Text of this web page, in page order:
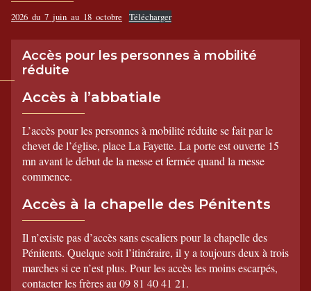
2026_du_7_juin_au_18_octobre Télécharger
Accès pour les personnes à mobilité
réduite
Accès à l’abbatiale
L’accès pour les personnes à mobilité réduite se fait par le
chevet de l’église, place La Fayette. La porte est ouverte 15
mn avant le début de la messe et fermée quand la messe
commence.
Accès à la chapelle des Pénitents
Il n’existe pas d’accès sans escaliers pour la chapelle des
Pénitents. Quelque soit l’itinéraire, il y a toujours deux à trois
marches si ce n’est plus. Pour les accès les moins escarpés,
contacter les frères au 09 81 40 41 21.